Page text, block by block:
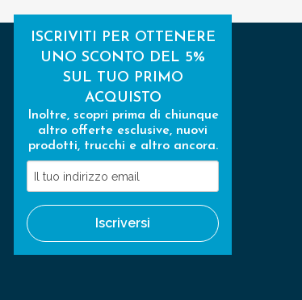
ISCRIVITI PER OTTENERE
UNO SCONTO DEL 5%
SUL TUO PRIMO
ACQUISTO
Inoltre, scopri prima di chiunque
altro offerte esclusive, nuovi
prodotti, trucchi e altro ancora.
tuo
indirizzo
email
Iscriversi